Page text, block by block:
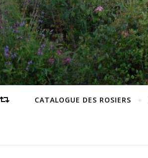
CATALOGUE DES ROSIERS